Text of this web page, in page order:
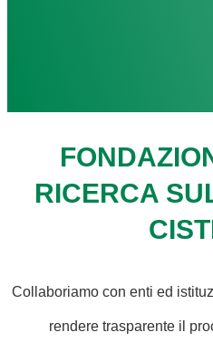
RICERCA
Collaboriamo con enti ed
rendere trasparente il